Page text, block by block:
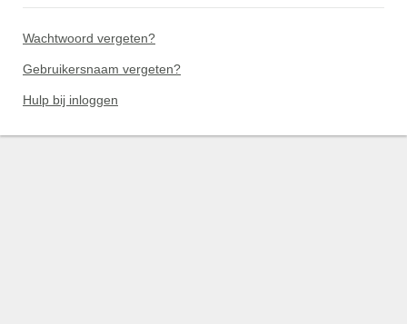
Wachtwoord vergeten?
Gebruikersnaam vergeten?
Hulp bij inloggen